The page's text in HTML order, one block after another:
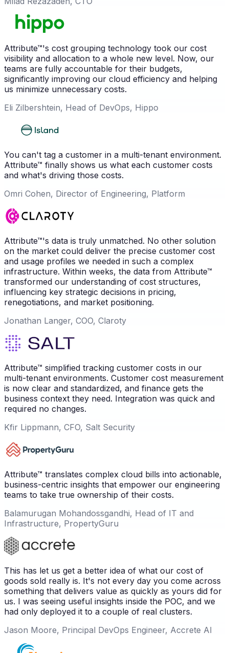
Attribute™'s cost grouping technology took our cost
visibility and allocation to a whole new level. Now, our
teams are fully accountable for their budgets,
significantly improving our cloud efficiency and helping
us minimize unnecessary costs.
Eli Zilbershtein, Head of DevOps, Hippo
You can't tag a customer in a multi-tenant environment.
Attribute™ finally shows us what each customer costs
and what's driving those costs.
Omri Cohen, Director of Engineering, Platform
Attribute™'s data is truly unmatched. No other solution
on the market could deliver the precise customer cost
and usage profiles we needed in such a complex
infrastructure. Within weeks, the data from Attribute™
transformed our understanding of cost structures,
influencing key strategic decisions in pricing,
renegotiations, and market positioning.
Jonathan Langer, COO, Claroty
Attribute™ simplified tracking customer costs in our
multi-tenant environments. Customer cost measurement
is now clear and standardized, and finance gets the
business context they need. Integration was quick and
required no changes.
Kfir Lippmann, CFO, Salt Security
Attribute™ translates complex cloud bills into actionable,
business-centric insights that empower our engineering
teams to take true ownership of their costs.
Balamurugan Mohandossgandhi, Head of IT and
Infrastructure, PropertyGuru
This has let us get a better idea of what our cost of
goods sold really is. It's not every day you come across
something that delivers value as quickly as yours did for
us. I was seeing useful insights inside the POC, and we
had only deployed it to a couple of real clusters.
Jason Moore, Principal DevOps Engineer, Accrete AI